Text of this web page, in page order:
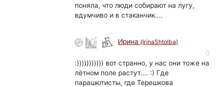
поняла, что люди собирают на лугу,
вдумчиво и в стаканчик....
Ирина (IrinaShtolba)
0
:))))))))))) вот странно, у нас они тоже на
лётном поле растут.... :) Где
парашютисты, где Терешкова